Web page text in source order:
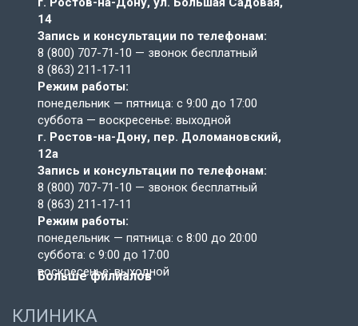
14
Запись и консультации по телефонам:
8 (800) 707-71-10 — звонок бесплатный
8 (863) 211-17-11
Режим работы:
понедельник — пятница: с 9:00 до 17:00
суббота — воскресенье: выходной
г. Ростов-на-Дону, пер. Доломановский,
12а
Запись и консультации по телефонам:
8 (800) 707-71-10 — звонок бесплатный
8 (863) 211-17-11
Режим работы:
понедельник — пятница: с 8:00 до 20:00
суббота: с 9:00 до 17:00
воскресенье: выходной
Больше филиалов
КЛИНИКА